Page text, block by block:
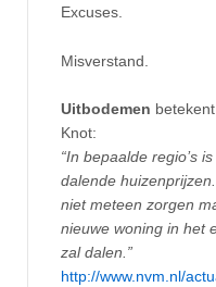
Excuses.
Misverstand.
Uitbodemen
Knot:
“In bepaalde regio’s
dalende
niet meteen zorgen
nieuwe woning in het
zal dalen.”
http://www.nvm.nl/